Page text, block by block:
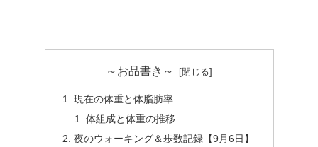
～お品書き～
現在の体重と体脂肪率
体組成と体重の推移
夜のウォーキング＆歩数記録【9月6日】